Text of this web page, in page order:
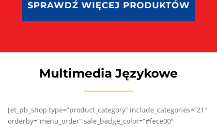
SPRAWDŹ WIĘCEJ PRODUKTÓW
Multimedia Językowe
[et_pb_shop type=”product_category” include_categories=”21″
orderby=”menu_order” sale_badge_color=”#fece00″